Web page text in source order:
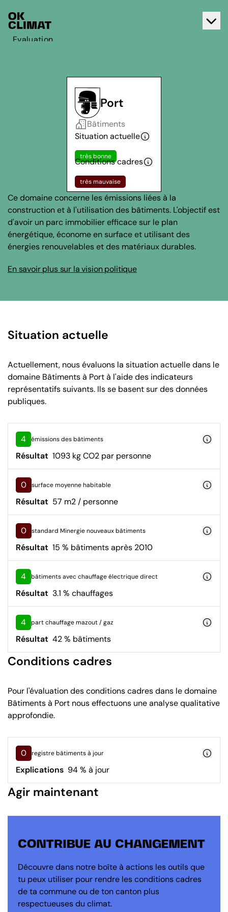
Evaluation
Port
Bâtiments
Situation actuelle
très bonne
Conditions cadres
très mauvaise
Ce domaine concerne les émissions liées à la
construction et à l'utilisation des bâtiments. L'objectif est
d'avoir un parc immobilier efficace sur le plan
énergétique, économe en surface et utilisant des
énergies renouvelables et des matériaux durables.
En savoir plus sur la vision politique
Situation actuelle
Actuellement, nous évaluons la situation actuelle dans le
domaine Bâtiments à Port à l'aide des indicateurs
représentatifs suivants. Ils se basent sur des données
publiques.
4 émissions des bâtiments
Résultat 1093 kg CO2 par personne
0 surface moyenne habitable
Résultat 57 m2 / personne
0 standard Minergie nouveaux bâtiments
Résultat 15 % bâtiments après 2010
4 bâtiments avec chauffage électrique direct
Résultat 3.1 % chauffages
4 part chauffage mazout / gaz
Résultat 42 % bâtiments
Conditions cadres
Pour l'évaluation des conditions cadres dans le domaine
Bâtiments à Port nous effectuons une analyse qualitative
approfondie.
0 registre bâtiments à jour
Explications 94 % à jour
Agir maintenant
CONTRIBUE AU CHANGEMENT
Découvre dans notre boîte à actions les outils que
tu peux utiliser pour rendre les conditions cadres
de ta commune ou de ton canton plus
respectueuses du climat.